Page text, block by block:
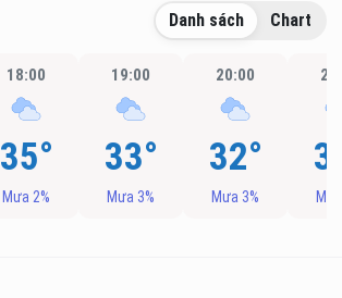
Danh sách Chart
18:00
35°
Mưa 2%
19:00
33°
Mưa 3%
20:00
32°
Mưa 3%